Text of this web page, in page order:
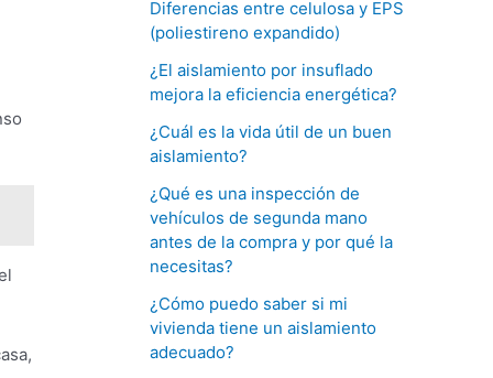
Diferencias entre celulosa y EPS
(poliestireno expandido)
¿El aislamiento por insuflado
mejora la eficiencia energética?
¿Cuál es la vida útil de un buen
aislamiento?
¿Qué es una inspección de
vehículos de segunda mano
antes de la compra y por qué la
necesitas?
¿Cómo puedo saber si mi
vivienda tiene un aislamiento
adecuado?